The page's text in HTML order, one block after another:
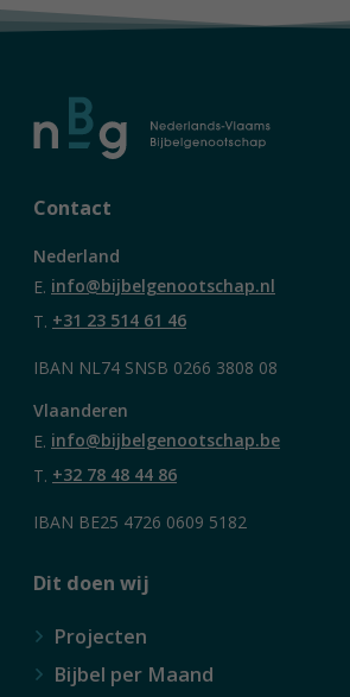
Contact
Nederland
E. info@bijbelgenootschap.nl
T. +31 23 514 61 46
IBAN NL74 SNSB 0266 3808 08
Vlaanderen
E. info@bijbelgenootschap.be
T. +32 78 48 44 86
IBAN BE25 4726 0609 5182
Dit doen wij
Projecten
Bijbel per Maand